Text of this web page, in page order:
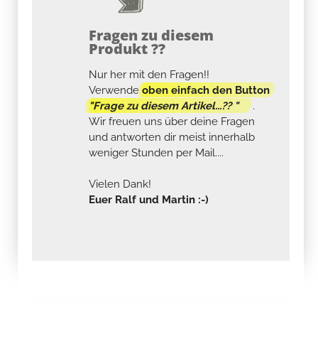
Fragen zu diesem
Produkt ??
Nur her mit den Fragen!!
Verwendeoben einfach den Button
"Frage zu diesem Artikel...?? "
.
Wir freuen uns über deine Fragen
und antworten dir meist innerhalb
weniger Stunden per Mail....
Vielen Dank!
Euer Ralf und Martin :-)